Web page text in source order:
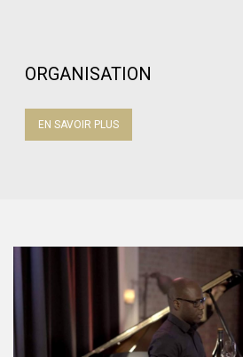
ORGANISATION
EN SAVOIR PLUS